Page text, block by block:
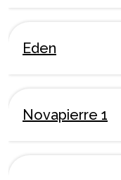
Eden
Novapierre 1